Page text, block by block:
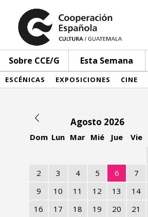
Sobre CCE/G Esta Semana
ESCÉNICAS EXPOSICIONES CINE
Agosto 2026
Dom Lun Mar Mié Jue Vie
2
3 4 5 6 7
9
10 11 12 13 14
16
17 18 19 20 21